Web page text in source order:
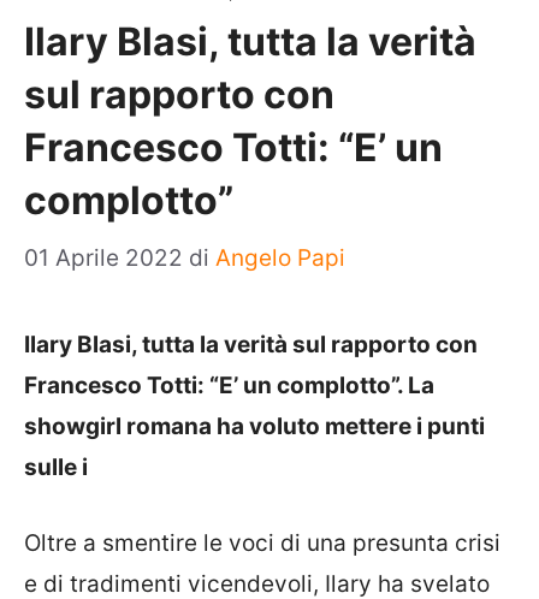
Ilary Blasi, tutta la verità
sul rapporto con
Francesco Totti: “E’ un
complotto”
01 Aprile 2022 di Angelo Papi
Ilary Blasi, tutta la verità sul rapporto con
Francesco Totti: “E’ un complotto”. La
showgirl romana ha voluto mettere i punti
sulle i
Oltre a smentire le voci di una presunta crisi
e di tradimenti vicendevoli, Ilary ha svelato